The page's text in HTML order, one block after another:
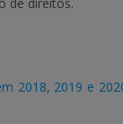
2018, 2019 e